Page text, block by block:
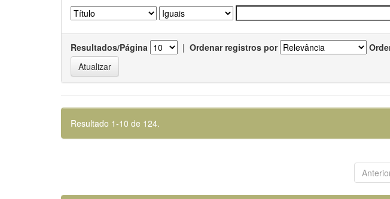
Resultados/Página | Ordenar registros por
Resultado 1-10 de 124.